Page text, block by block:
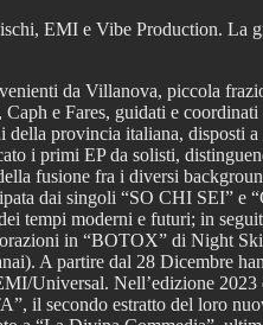
EMI e Vibe Production. La
da Villanova, piccola
e Fares, guidati e
della provincia italiana,
i primi EP da solisti,
fusione fra i diversi
dai singoli “SO CHI SEI”
tempi moderni e futuri; in
in “BOTOX” di Night
A partire dal 28 Dicembre
Universal. Nell’edizione
il secondo estratto del loro